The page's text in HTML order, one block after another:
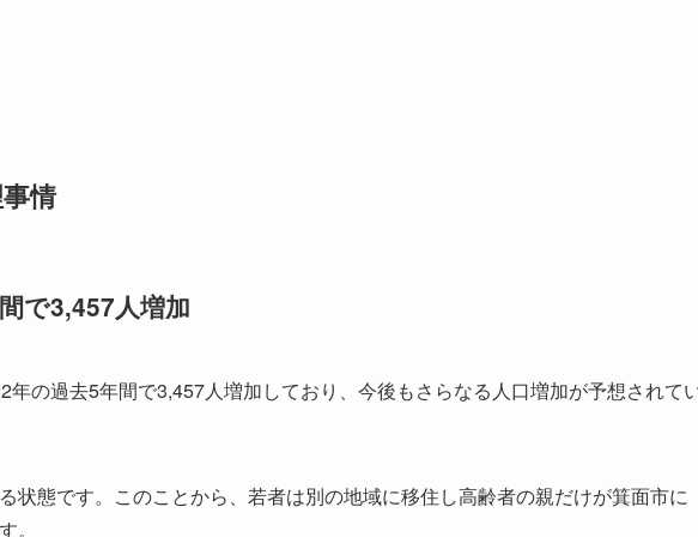
情
で3,457人増加
年の過去5年間で3,457人増加しており、今後もさらなる人口増加が予想されて
状態です。このことから、若者は別の地域に移住し高齢者の親だけが箕面市に
。